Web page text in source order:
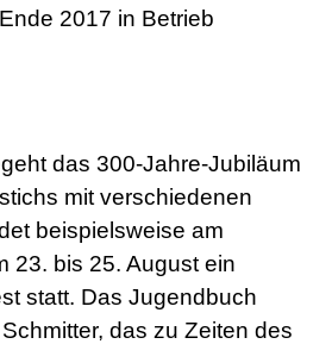
2017 in Betrieb
das 300-Jahre-Jubiläum
mit verschiedenen
beispielsweise am
23. bis 25. August ein
statt. Das Jugendbuch
das zu Zeiten des